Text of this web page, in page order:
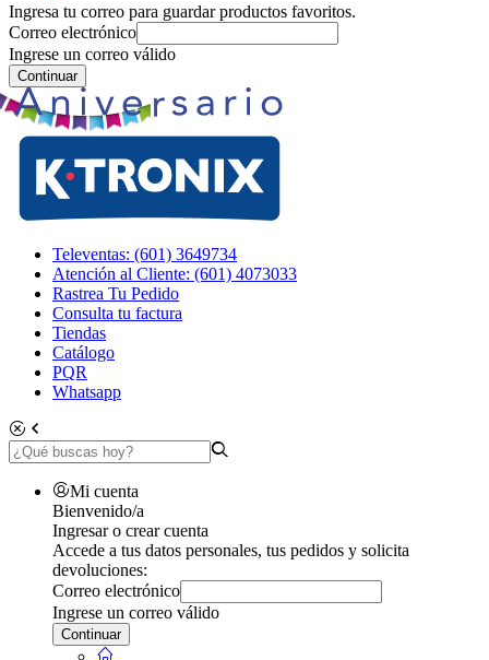
Ingresa tu correo para guardar productos favoritos.
Correo electrónico
Ingrese un correo válido
Continuar
Televentas: (601) 3649734
Atención al Cliente: (601) 4073033
Rastrea Tu Pedido
Consulta tu factura
Tiendas
Catálogo
PQR
Whatsapp
Mi cuenta
Bienvenido/a
Ingresar o crear cuenta
Accede a tus datos personales, tus pedidos y solicita
devoluciones:
Correo electrónico
Ingrese un correo válido
Continuar